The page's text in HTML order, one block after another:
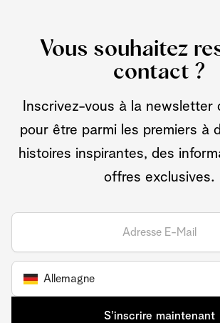
Vous souhaitez
contact ?
Inscrivez-vous à la newsletter
pour être parmi les premiers à
histoires inspirantes, des
offres exclusives.
Allemagne
S’inscrire maintenant